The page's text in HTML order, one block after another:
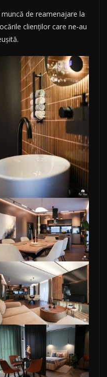
de reamenajare la
clienților care ne-au